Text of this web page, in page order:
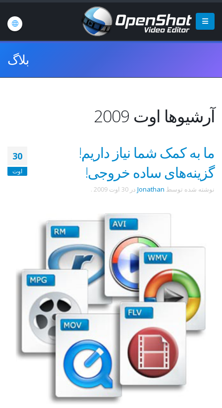
بلاگ
آرشیوها اوت 2009
30
اوت
ما به کمک شما نیاز داریم!
گزینه‌های ساده خروجی!
نوشته شده توسط Jonathan در 30 اوت 2009 .